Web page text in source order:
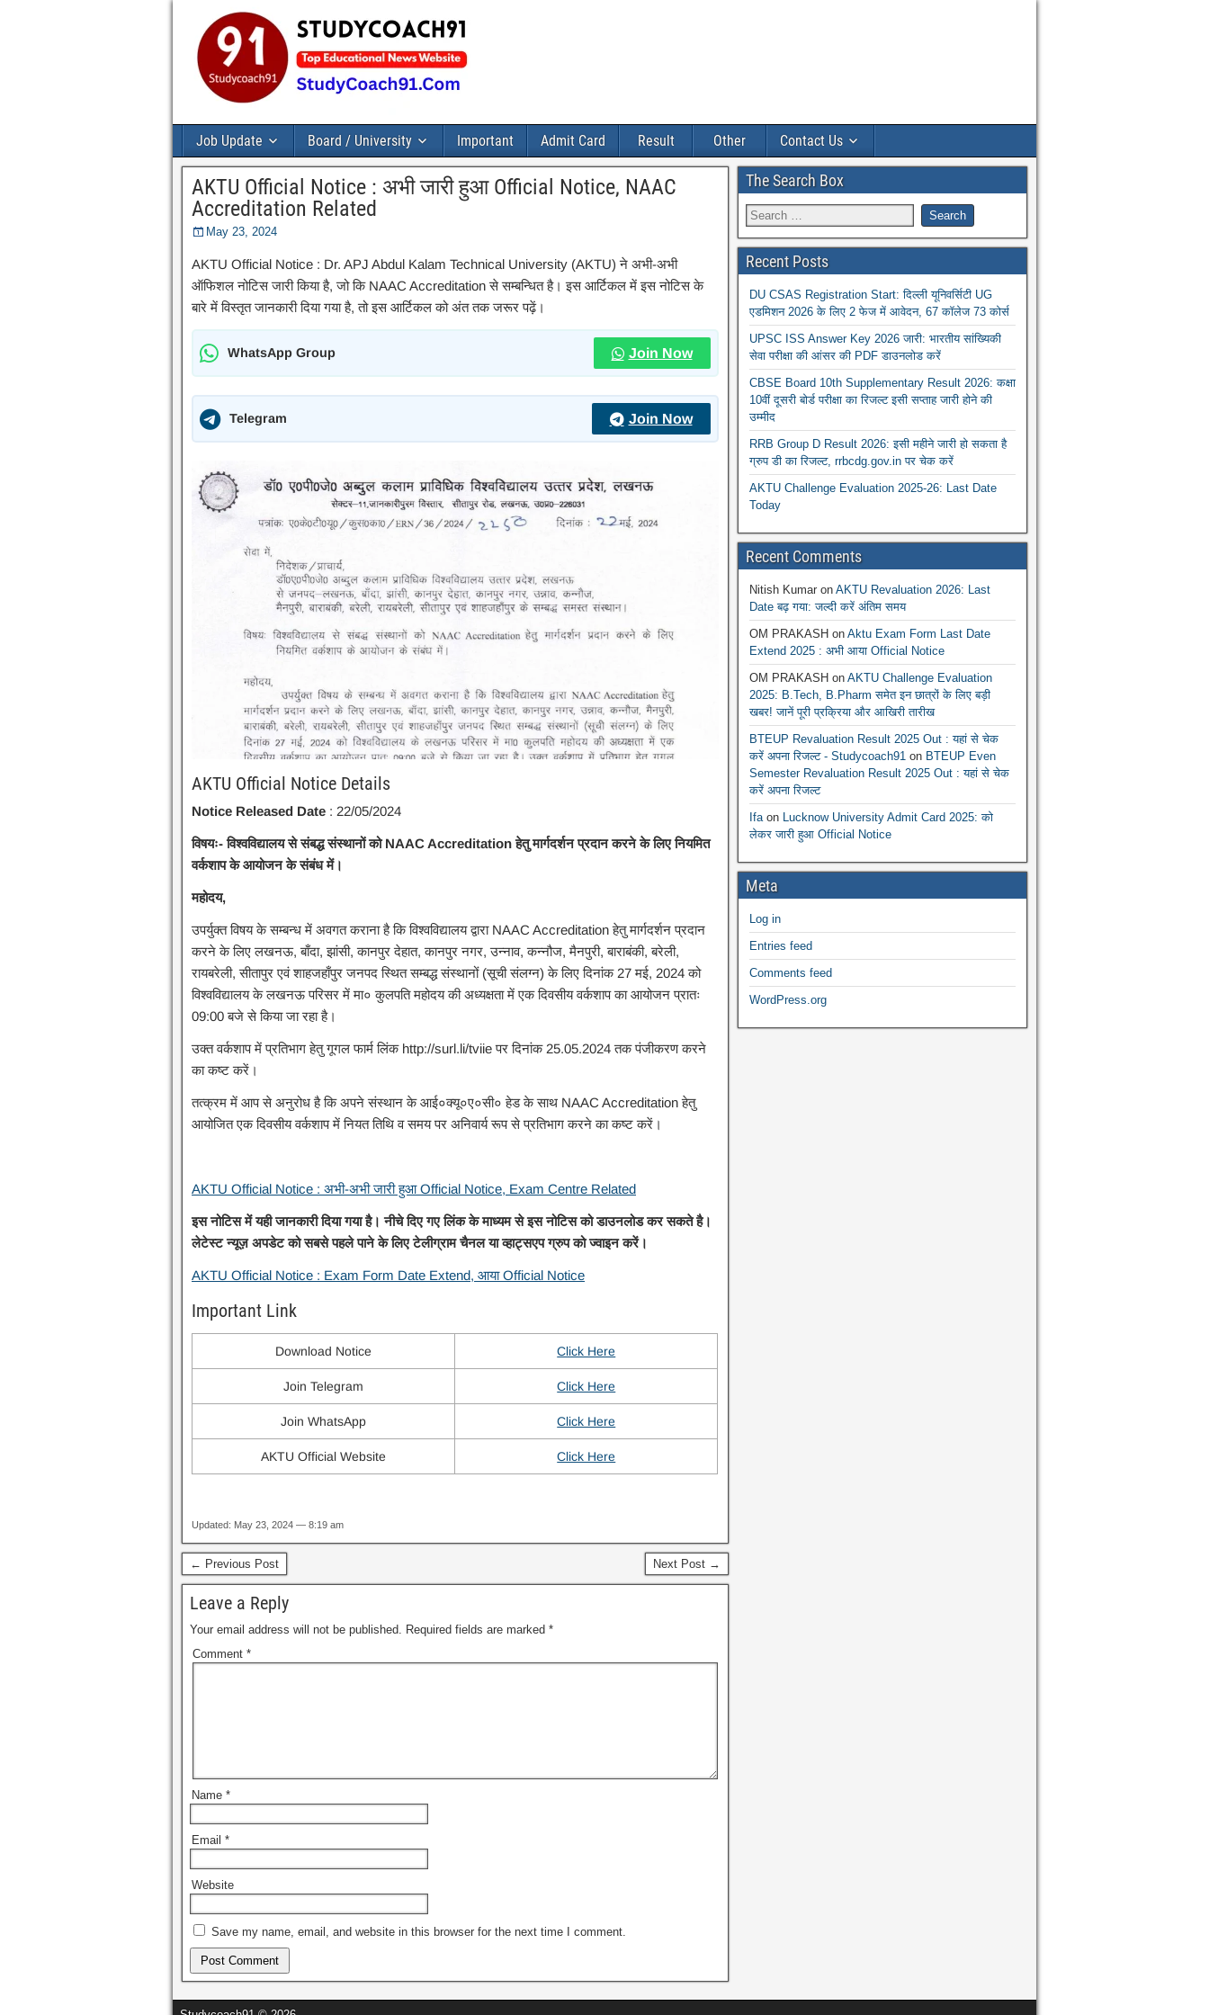
Job Update Board / University Important Admit Card Result Other Contact Us
AKTU Official Notice : अभी जारी हुआ Official Notice, NAAC
Accreditation Related
May 23, 2024
AKTU Official Notice : Dr. APJ Abdul Kalam Technical University (AKTU) ने अभी-अभी
ऑफिशल नोटिस जारी किया है, जो कि NAAC Accreditation से सम्बन्धित है। इस आर्टिकल में इस नोटिस के
बारे में विस्तृत जानकारी दिया गया है, तो इस आर्टिकल को अंत तक जरूर पढ़ें।
WhatsApp Group Join Now
Telegram Join Now
AKTU Official Notice Details
Notice Released Date : 22/05/2024
विषयः- विश्वविद्यालय से संबद्ध संस्थानों को NAAC Accreditation हेतु मार्गदर्शन प्रदान करने के लिए नियमित
वर्कशाप के आयोजन के संबंध में।
महोदय,
उपर्युक्त विषय के सम्बन्ध में अवगत कराना है कि विश्वविद्यालय द्वारा NAAC Accreditation हेतु मार्गदर्शन प्रदान
करने के लिए लखनऊ, बाँदा, झांसी, कानपुर देहात, कानपुर नगर, उन्नाव, कन्नौज, मैनपुरी, बाराबंकी, बरेली,
रायबरेली, सीतापुर एवं शाहजहाँपुर जनपद स्थित सम्बद्ध संस्थानों (सूची संलग्न) के लिए दिनांक 27 मई, 2024 को
विश्वविद्यालय के लखनऊ परिसर में मा० कुलपति महोदय की अध्यक्षता में एक दिवसीय वर्कशाप का आयोजन प्रातः
09:00 बजे से किया जा रहा है।
उक्त वर्कशाप में प्रतिभाग हेतु गूगल फार्म लिंक http://surl.li/tviie पर दिनांक 25.05.2024 तक पंजीकरण करने
का कष्ट करें।
तत्क्रम में आप से अनुरोध है कि अपने संस्थान के आई०क्यू०ए०सी० हेड के साथ NAAC Accreditation हेतु
आयोजित एक दिवसीय वर्कशाप में नियत तिथि व समय पर अनिवार्य रूप से प्रतिभाग करने का कष्ट करें।
AKTU Official Notice : अभी-अभी जारी हुआ Official Notice, Exam Centre Related
इस नोटिस में यही जानकारी दिया गया है। नीचे दिए गए लिंक के माध्यम से इस नोटिस को डाउनलोड कर सकते है।
लेटेस्ट न्यूज़ अपडेट को सबसे पहले पाने के लिए टेलीग्राम चैनल या व्हाट्सएप ग्रुप को ज्वाइन करें।
AKTU Official Notice : Exam Form Date Extend, आया Official Notice
Important Link
Download Notice Click Here
Join Telegram Click Here
Join WhatsApp Click Here
AKTU Official Website Click Here
Updated: May 23, 2024 — 8:19 am
← Previous Post Next Post →
Leave a Reply
Your email address will not be published. Required fields are marked *
Comment *
Name *
Email *
Website
Save my name, email, and website in this browser for the next time I comment.
The Search Box
Recent Posts
DU CSAS Registration Start: दिल्ली यूनिवर्सिटी UG
एडमिशन 2026 के लिए 2 फेज में आवेदन, 67 कॉलेज 73 कोर्स
UPSC ISS Answer Key 2026 जारी: भारतीय सांख्यिकी
सेवा परीक्षा की आंसर की PDF डाउनलोड करें
CBSE Board 10th Supplementary Result 2026: कक्षा
10वीं दूसरी बोर्ड परीक्षा का रिजल्ट इसी सप्ताह जारी होने की
उम्मीद
RRB Group D Result 2026: इसी महीने जारी हो सकता है
ग्रुप डी का रिजल्ट, rrbcdg.gov.in पर चेक करें
AKTU Challenge Evaluation 2025-26: Last Date
Today
Recent Comments
Nitish Kumaron AKTU Revaluation 2026: Last
Date बढ़ गया: जल्दी करें अंतिम समय
OM PRAKASH on Aktu Exam Form Last Date
Extend 2025 : अभी आया Official Notice
OM PRAKASH on AKTU Challenge Evaluation
2025: B.Tech, B.Pharm समेत इन छात्रों के लिए बड़ी
खबर! जानें पूरी प्रक्रिया और आखिरी तारीख
BTEUP Revaluation Result 2025 Out : यहां से चेक
करें अपना रिजल्ट - Studycoach91on BTEUP Even
Semester Revaluation Result 2025 Out : यहां से चेक
करें अपना रिजल्ट
Ifaon Lucknow University Admit Card 2025: को
लेकर जारी हुआ Official Notice
Meta
Log in
Entries feed
Comments feed
WordPress.org